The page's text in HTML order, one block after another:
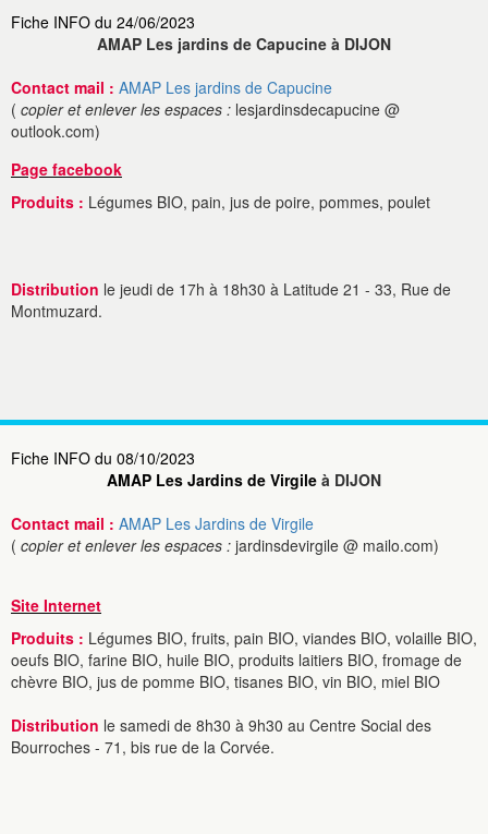
Fiche INFO du 24/06/2023
AMAP Les jardins de Capucine à DIJON
Contact mail : AMAP Les jardins de Capucine
( copier et enlever les espaces : lesjardinsdecapucine @
outlook.com)
Page facebook
Produits : Légumes BIO, pain, jus de poire, pommes, poulet
Distribution le jeudi de 17h à 18h30 à Latitude 21 - 33, Rue de
Montmuzard.
Fiche INFO du 08/10/2023
AMAP Les Jardins de Virgile à DIJON
Contact mail : AMAP Les Jardins de Virgile
( copier et enlever les espaces : jardinsdevirgile @ mailo.com)
Site Internet
Produits : Légumes BIO, fruits, pain BIO, viandes BIO, volaille BIO,
oeufs BIO, farine BIO, huile BIO, produits laitiers BIO, fromage de
chèvre BIO, jus de pomme BIO, tisanes BIO, vin BIO, miel BIO
Distribution le samedi de 8h30 à 9h30 au Centre Social des
Bourroches - 71, bis rue de la Corvée.